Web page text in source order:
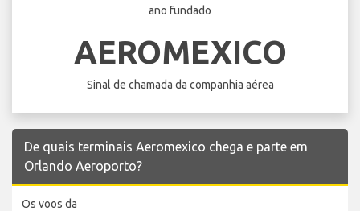
ano fundado
AEROMEXICO
Sinal de chamada da companhia aérea
De quais terminais Aeromexico chega e parte em
Orlando Aeroporto?
Os voos da